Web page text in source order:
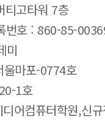
티고타워 7층
번호 : 860-85-
미
마포-0774호
1호
어컴퓨터학원,신